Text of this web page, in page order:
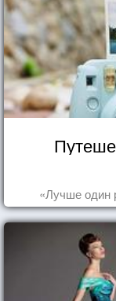
«Лучше один